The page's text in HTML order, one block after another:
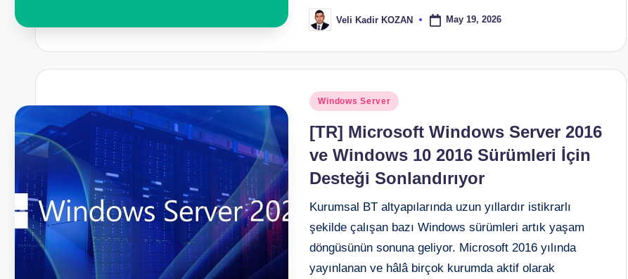
Posted
by
Veli Kadir KOZAN May 19, 2026
Posted
Windows Server
[TR] Microsoft Windows Server 2016
ve Windows 10 2016 Sürümleri İçin
Desteği Sonlandırıyor
Kurumsal BT altyapılarında uzun yıllardır istikrarlı
şekilde çalışan bazı Windows sürümleri artık yaşam
döngüsünün sonuna geliyor. Microsoft 2016 yılında
yayınlanan ve hâlâ birçok kurumda aktif olarak